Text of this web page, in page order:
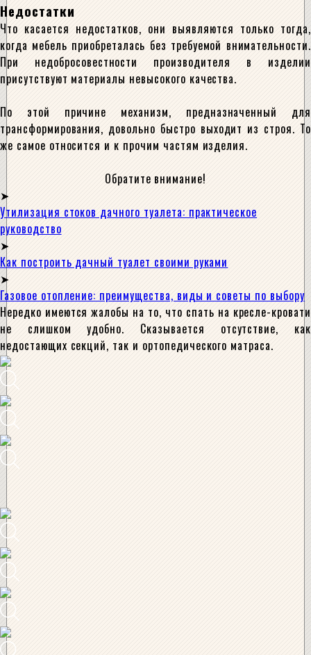
Недостатки
Что касается недостатков, они выявляются только тогда,
когда мебель приобреталась без требуемой внимательности.
При недобросовестности производителя в изделии
присутствуют материалы невысокого качества.
По этой причине механизм, предназначенный для
трансформирования, довольно быстро выходит из строя. То
же самое относится и к прочим частям изделия.
Обратите внимание!
Утилизация стоков дачного туалета: практическое
руководство
Как построить дачный туалет своими руками
Газовое отопление: преимущества, виды и советы по выбору
Нередко имеются жалобы на то, что спать на кресле-кровати
не слишком удобно. Сказывается отсутствие, как
недостающих секций, так и ортопедического матраса.